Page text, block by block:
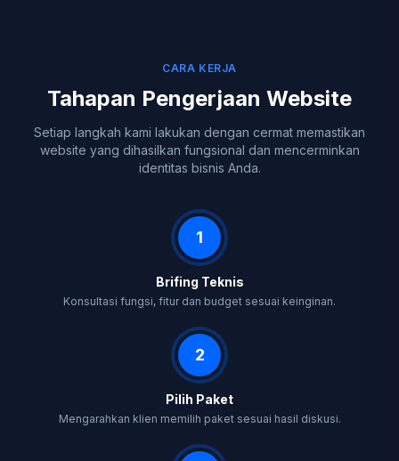
CARA KERJA
Tahapan Pengerjaan Website
Setiap langkah kami lakukan dengan cermat memastikan
website yang dihasilkan fungsional dan mencerminkan
identitas bisnis Anda.
1
Brifing Teknis
Konsultasi fungsi, fitur dan budget sesuai keinginan.
2
Pilih Paket
Mengarahkan klien memilih paket sesuai hasil diskusi.